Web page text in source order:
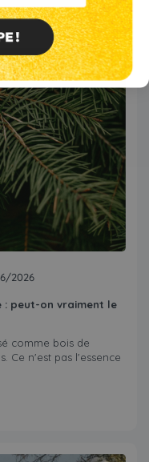
2026
: peut-on vraiment le
comme bois de
Ce n'est pas l'essence